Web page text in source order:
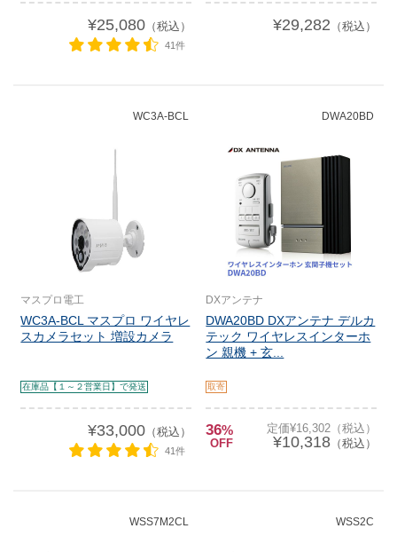
¥25,080（税込）
41件
¥29,282 （税込）
WC3A-BCL
マスプロ電工
WC3A-BCL マスプロ ワイヤレ
スカメラセット 増設カメラ
在庫品【１～２営業日】で発送
¥33,000（税込）
41件
DWA20BD
DXアンテナ
DWA20BD DXアンテナ デルカ
テック ワイヤレスインターホ
ン 親機 + 玄...
取寄
36%
OFF
定価¥16,302（税込）
¥10,318（税込）
WSS7M2CL WSS2C